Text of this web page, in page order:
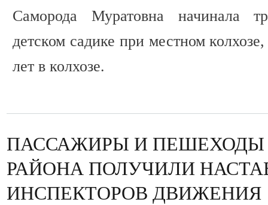
Саморода Муратовна начинала
детском садике при местном
лет в колхозе.
ПАССАЖИРЫ И ПЕШЕХОДЫ
РАЙОНА ПОЛУЧИЛИ
ИНСПЕКТОРОВ ДВИЖЕНИЯ